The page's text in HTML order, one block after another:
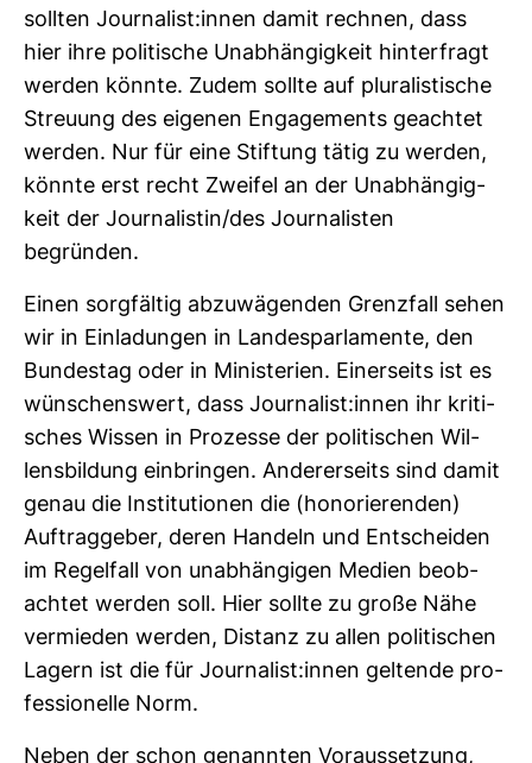
sollten Jour­na­list:innen damit rechnen, dass
hier ihre poli­ti­sche Unab­hän­gig­keit hin­ter­fragt
werden könnte. Zudem sollte auf plu­ra­lis­ti­sche
Streuung des eigenen Enga­ge­ments geachtet
werden. Nur für eine Stif­tung tätig zu werden,
könnte erst recht Zweifel an der Unab­hän­gig­
keit der Jour­na­listin/des Jour­na­listen
begründen.
Einen sorg­fältig abzu­wä­genden Grenz­fall sehen
wir in Ein­la­dungen in Lan­des­par­la­mente, den
Bun­destag oder in Minis­te­rien. Einer­seits ist es
wün­schens­wert, dass Jour­na­list:innen ihr kri­ti­
sches Wissen in Pro­zesse der poli­ti­schen Wil­
lens­bil­dung ein­bringen. Ande­rer­seits sind damit
genau die Insti­tu­tionen die (hono­rie­renden)
Auf­trag­geber, deren Han­deln und Ent­scheiden
im Regel­fall von unab­hän­gigen Medien beob­
achtet werden soll. Hier sollte zu große Nähe
ver­mieden werden, Distanz zu allen poli­ti­schen
Lagern ist die für Jour­na­list:innen gel­tende pro­
fes­sio­nelle Norm.
Neben der schon genannten Vor­aus­set­zung,